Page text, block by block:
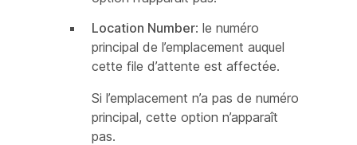
Location Number: le numéro
principal de l’emplacement auquel
cette file d’attente est affectée.
Si l’emplacement n’a pas de numéro
principal, cette option n’apparaît
pas.